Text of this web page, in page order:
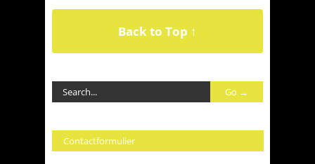
Back to Top ↑
Contactformulier